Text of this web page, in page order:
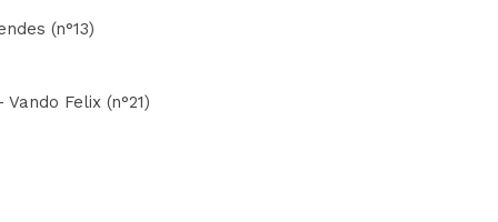
(n°13)
Felix (n°21)